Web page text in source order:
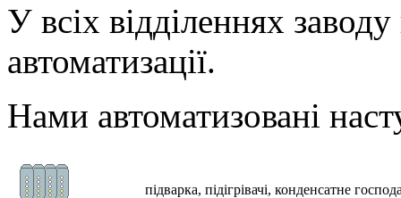
У всіх відділеннях
автоматизації.
Нами автоматизовані
підварка, підігрівачі, конденсатне